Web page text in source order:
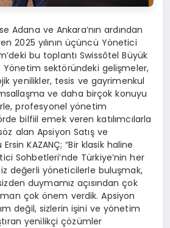
Adana ve Ankara’nın ardından
2025 yılının üçüncü Yönetici
bu toplantı Swissôtel Büyük
Yönetim sektöründeki gelişmeler,
yenilikler, tesis ve gayrimenkul
ve daha birçok konuyu
profesyonel yönetim
bilfiil emek veren katılımcılarla
alan Apsiyon Satış ve
KAZANÇ; “Bir klasik haline
Sohbetleri’nde Türkiye’nin her
değerli yöneticilerle buluşmak,
duymamız açısından çok
çok önem verdik. Apsiyon
değil, sizlerin işini ve yönetim
yenilikçi çözümler